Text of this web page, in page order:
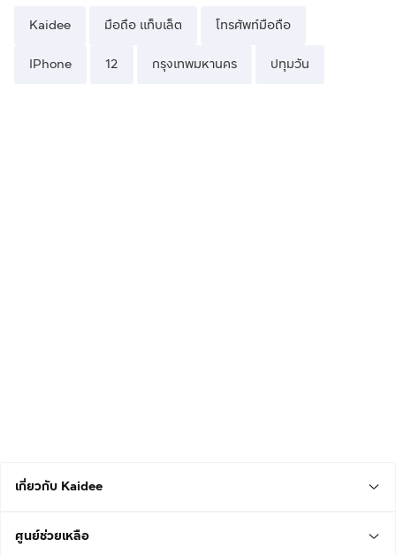
Kaidee มือถือ แท็บเล็ต โทรศัพท์มือถือ
IPhone 12 กรุงเทพมหานคร ปทุมวัน
เกี่ยวกับ Kaidee
ศูนย์ช่วยเหลือ